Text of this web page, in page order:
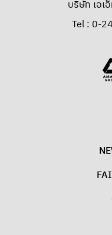
บริษัท เอเ
Tel : 0-